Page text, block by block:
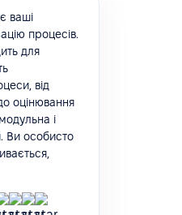
ваші
процесів.
для
від
оцінювання
і
Ви особисто